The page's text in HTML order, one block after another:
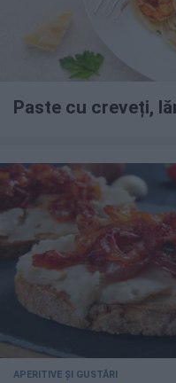
Paste cu creveți,
APERITIVE ȘI GUSTĂRI